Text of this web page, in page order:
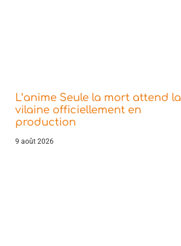
L’anime Seule la mort attend la
vilaine officiellement en
production
9 août 2026